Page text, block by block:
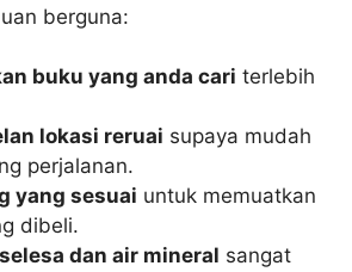
berguna:
buku yang anda cari terlebih
lokasi reruai supaya mudah
perjalanan.
yang sesuai untuk memuatkan
dibeli.
dan air mineral sangat